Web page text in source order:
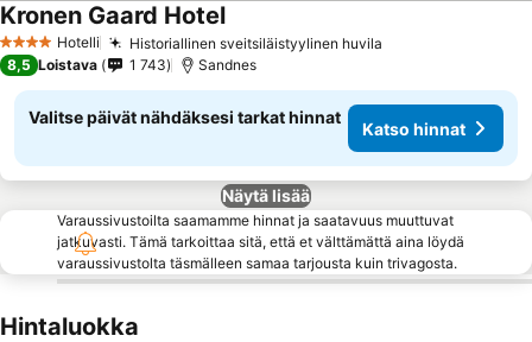
4 Tähtiluokitus
Hotelli Historiallinen sveitsiläistyylinen huvila
Kronen Gaard HotelKatso hinnat
8,5 Loistava 1 743 Sandnes
Valitse päivät nähdäksesi tarkat hinnat
Katso hinnat
Näytä lisää
Varaussivustoilta saamamme hinnat ja saatavuus muuttuvat
jatkuvasti. Tämä tarkoittaa sitä, että et välttämättä aina löydä
varaussivustolta täsmälleen samaa tarjousta kuin trivagosta.
Hintaluokka